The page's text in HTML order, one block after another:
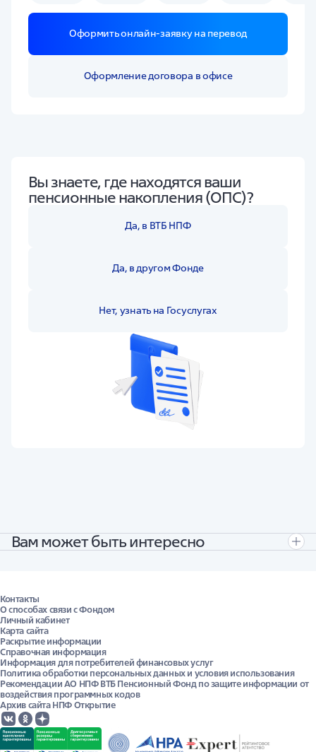
Оформить онлайн-заявку на перевод
Оформление договора в офисе
Вы знаете, где находятся ваши
пенсионные накопления (ОПС)?
Да, в ВТБ НПФ
Да, в другом Фонде
Нет, узнать на Госуслугах
Вам может быть интересно
А
Абакан
Архангельск
Астрахань
Б
Барнаул
Белгород
Благовещенск
Брянск
В
Великий Новгород
Владивосток
Владикавказ
Владимир
Контакты
О способах связи с Фондом
Личный кабинет
Карта сайта
Раскрытие информации
Справочная информация
Информация для потребителей финансовых услуг
Политика обработки персональных данных и условия использования
Рекомендации АО НПФ ВТБ Пенсионный Фонд по защите информации от
воздействия программных кодов
Архив сайта НПФ Открытие